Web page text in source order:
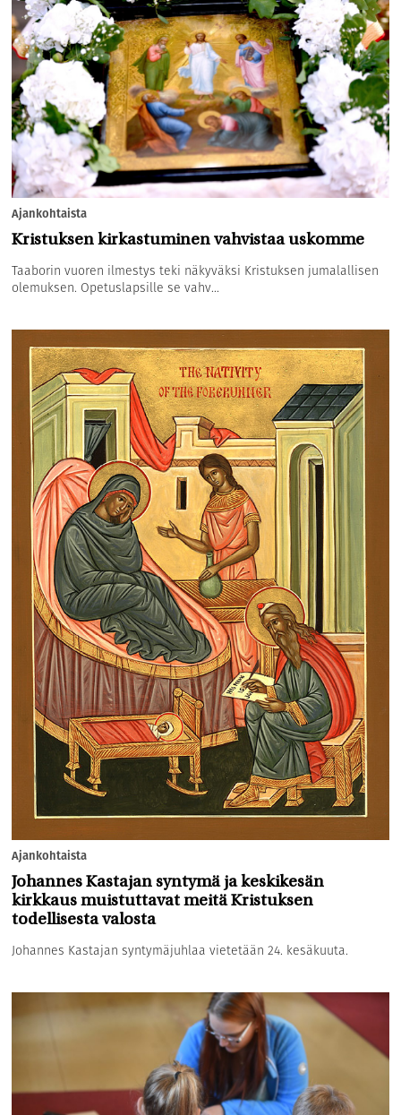
Ajankohtaista
Kristuksen kirkastuminen vahvistaa uskomme
Taaborin vuoren ilmestys teki näkyväksi Kristuksen jumalallisen
olemuksen. Opetuslapsille se vahv...
Ajankohtaista
Johannes Kastajan syntymä ja keskikesän
kirkkaus muistuttavat meitä Kristuksen
todellisesta valosta
Johannes Kastajan syntymäjuhlaa vietetään 24. kesäkuuta.